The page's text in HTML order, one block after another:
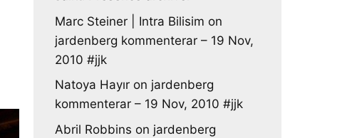
Marc Steiner | Intra Bilisim on
jardenberg kommenterar – 19 Nov,
2010 #jjk
Natoya Hayır on jardenberg
kommenterar – 19 Nov, 2010 #jjk
Abril Robbins on jardenberg